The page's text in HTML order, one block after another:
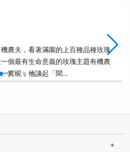
農夫，看著滿園的上百種品種玫瑰
個最有生命意義的玫瑰主題有機農
實現，他談起「聞…